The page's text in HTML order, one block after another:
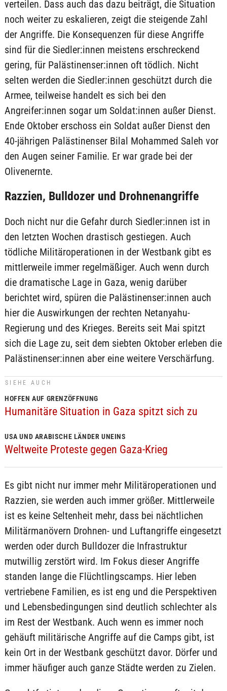
verteilen. Dass auch das dazu beiträgt, die Situation
noch weiter zu eskalieren, zeigt die steigende Zahl
der Angriffe. Die Konsequenzen für diese Angriffe
sind für die Siedler:innen meistens erschreckend
gering, für Palästinenser:innen oft tödlich. Nicht
selten werden die Siedler:innen geschützt durch die
Armee, teilweise handelt es sich bei den
Angreifer:innen sogar um Soldat:innen außer Dienst.
Ende Oktober erschoss ein Soldat außer Dienst den
40-jährigen Palästinenser Bilal Mohammed Saleh vor
den Augen seiner Familie. Er war grade bei der
Olivenernte.
Razzien, Bulldozer und Drohnenangriffe
Doch nicht nur die Gefahr durch Siedler:innen ist in
den letzten Wochen drastisch gestiegen. Auch
tödliche Militäroperationen in der Westbank gibt es
mittlerweile immer regelmäßiger. Auch wenn durch
die dramatische Lage in Gaza, wenig darüber
berichtet wird, spüren die Palästinenser:innen auch
hier die Auswirkungen der rechten Netanyahu-
Regierung und des Krieges. Bereits seit Mai spitzt
sich die Lage zu, seit dem siebten Oktober erleben die
Palästinenser:innen aber eine weitere Verschärfung.
SIEHE AUCH
HOFFEN AUF GRENZÖFFNUNG
Humanitäre Situation in Gaza spitzt sich zu
USA UND ARABISCHE LÄNDER UNEINS
Weltweite Proteste gegen Gaza-Krieg
Es gibt nicht nur immer mehr Militäroperationen und
Razzien, sie werden auch immer größer. Mittlerweile
ist es keine Seltenheit mehr, dass bei nächtlichen
Militärmanövern Drohnen- und Luftangriffe eingesetzt
werden oder durch Bulldozer die Infrastruktur
mutwillig zerstört wird. Im Fokus dieser Angriffe
standen lange die Flüchtlingscamps. Hier leben
vertriebene Familien, es ist eng und die Perspektiven
und Lebensbedingungen sind deutlich schlechter als
im Rest der Westbank. Auch wenn es immer noch
gehäuft militärische Angriffe auf die Camps gibt, ist
kein Ort in der Westbank geschützt davor. Dörfer und
immer häufiger auch ganze Städte werden zu Zielen.